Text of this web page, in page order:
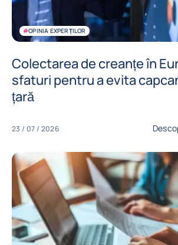
#OPINIA EXPERȚILOR
Colectarea de creanțe în
sfaturi pentru a evita
țară
23 / 07 / 2026